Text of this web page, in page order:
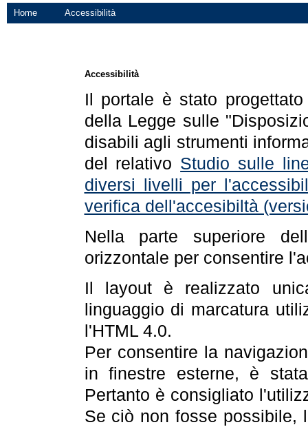
Home Accessibilità
Accessibilità
Il portale è stato
della Legge sulle
disabili agli strumenti
del relativo Studio sulle
diversi livelli per
verifica dell'accesibiltà
Nella parte superiore
orizzontale per consentire
Il layout è realizzato
linguaggio di marcatura
l'HTML 4.0.
Per consentire la
in finestre esterne, è
Pertanto è consigliato
Se ciò non fosse possibile,